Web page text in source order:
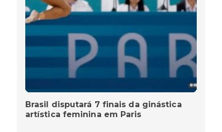
Brasil disputará 7 finais da ginástica
artística feminina em Paris